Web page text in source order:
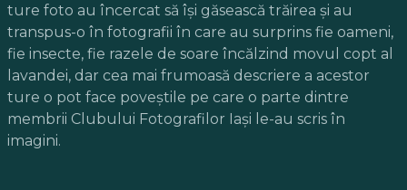
ture foto au încercat să își găsească trăirea și au
transpus-o în fotografii în care au surprins fie oameni,
fie insecte, fie razele de soare încălzind movul copt al
lavandei, dar cea mai frumoasă descriere a acestor
ture o pot face poveștile pe care o parte dintre
membrii Clubului Fotografilor Iași le-au scris în
imagini.